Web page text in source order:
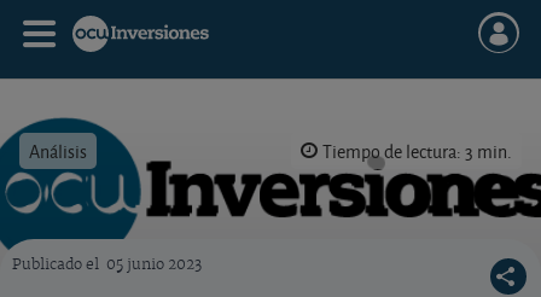
Análisis Tiempo de lectura: 3 min.
Publicado el 05 junio 2023